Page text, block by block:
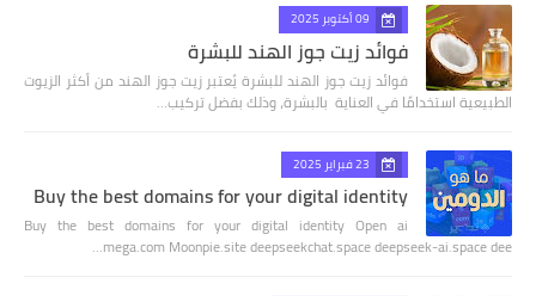
09 أكتوبر 2025
فوائد زيت جوز الهند للبشرة
فوائد زيت جوز الهند للبشرة يُعتبر زيت جوز الهند من أكثر الزيوت
الطبيعية استخدامًا في العناية بالبشرة، وذلك بفضل تركيب…
23 فبراير 2025
Buy the best domains for your digital identity
Buy the best domains for your digital identity Open ai
mega.com Moonpie.site deepseekchat.space deepseek-ai.space dee…